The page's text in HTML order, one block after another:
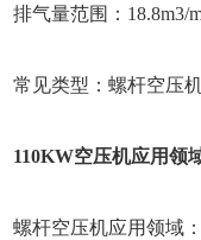
排气量范围：18.8m3/
常见类型：螺杆空压
110KW空压机应用领
螺杆空压机应用领域